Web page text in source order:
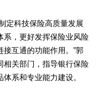
科技保险高质量发展
系，更好发挥保险业风险
互通的功能作用。”郭
相关部门，指导银行保险
系和专业能力建设。